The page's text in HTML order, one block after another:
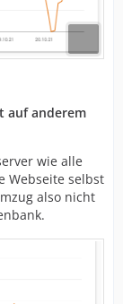
auf anderem
wie alle
Webseite selbst
also nicht